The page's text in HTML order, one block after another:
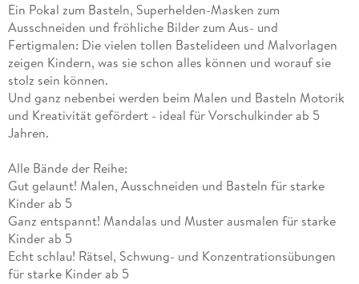
Ein Pokal zum Basteln, Superhelden-Masken zum
Ausschneiden und fröhliche Bilder zum Aus- und
Fertigmalen: Die vielen tollen Bastelideen und Malvorlagen
zeigen Kindern, was sie schon alles können und worauf sie
stolz sein können.
Und ganz nebenbei werden beim Malen und Basteln Motorik
und Kreativität gefördert - ideal für Vorschulkinder ab 5
Jahren.
Alle Bände der Reihe:
Gut gelaunt! Malen, Ausschneiden und Basteln für starke
Kinder ab 5
Ganz entspannt! Mandalas und Muster ausmalen für starke
Kinder ab 5
Echt schlau! Rätsel, Schwung- und Konzentrationsübungen
für starke Kinder ab 5